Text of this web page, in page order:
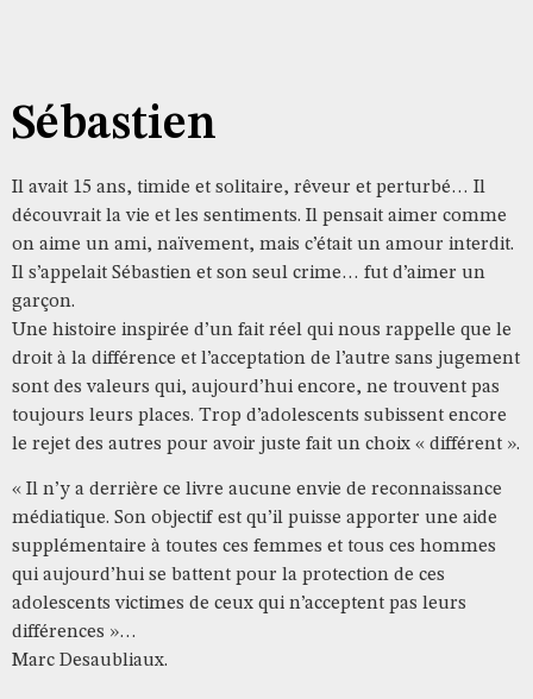
Sébastien
Il avait 15 ans, timide et solitaire, rêveur et perturbé… Il
découvrait la vie et les sentiments. Il pensait aimer comme
on aime un ami, naïvement, mais c’était un amour interdit.
Il s’appelait Sébastien et son seul crime… fut d’aimer un
garçon.
Une histoire inspirée d’un fait réel qui nous rappelle que le
droit à la différence et l’acceptation de l’autre sans jugement
sont des valeurs qui, aujourd’hui encore, ne trouvent pas
toujours leurs places. Trop d’adolescents subissent encore
le rejet des autres pour avoir juste fait un choix « différent ».
« Il n’y a derrière ce livre aucune envie de reconnaissance
médiatique. Son objectif est qu’il puisse apporter une aide
supplémentaire à toutes ces femmes et tous ces hommes
qui aujourd’hui se battent pour la protection de ces
adolescents victimes de ceux qui n’acceptent pas leurs
différences »…
Marc Desaubliaux.